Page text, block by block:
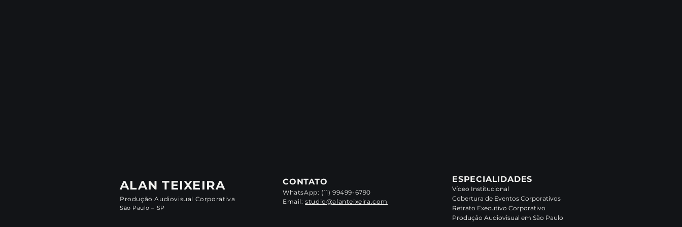
ALAN TEIXEIRA
Produção Audiovisual Corporativa
São Paulo – SP
CONTATO
WhatsApp: (11) 99499-6790
Email:studio@alanteixeira.com
ESPECIALIDADES
Vídeo Institucional
Cobertura de Eventos Corporativos
Retrato Executivo Corporativo
Produção Audiovisual em São Paulo